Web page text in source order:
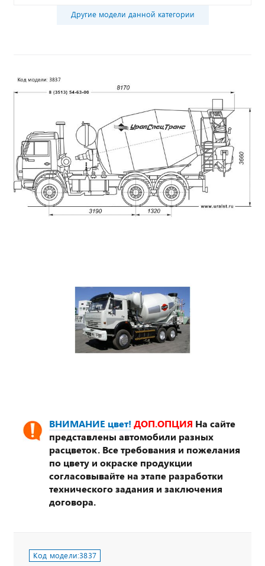
Другие модели данной категории
ВНИМАНИЕ цвет! ДОП.ОПЦИЯ На сайте
представлены автомобили разных
расцветок. Все требования и пожелания
по цвету и окраске продукции
согласовывайте на этапе разработки
технического задания и заключения
договора.
Код модели:3837